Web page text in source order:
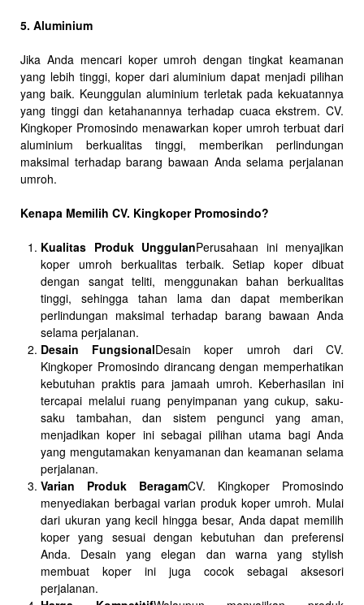
5. Aluminium
Jika Anda mencari koper umroh dengan tingkat keamanan
yang lebih tinggi, koper dari aluminium dapat menjadi pilihan
yang baik. Keunggulan aluminium terletak pada kekuatannya
yang tinggi dan ketahanannya terhadap cuaca ekstrem. CV.
Kingkoper Promosindo menawarkan koper umroh terbuat dari
aluminium berkualitas tinggi, memberikan perlindungan
maksimal terhadap barang bawaan Anda selama perjalanan
umroh.
Kenapa Memilih CV. Kingkoper Promosindo?
Kualitas Produk UnggulanPerusahaan ini menyajikan
koper umroh berkualitas terbaik. Setiap koper dibuat
dengan sangat teliti, menggunakan bahan berkualitas
tinggi, sehingga tahan lama dan dapat memberikan
perlindungan maksimal terhadap barang bawaan Anda
selama perjalanan.
Desain FungsionalDesain koper umroh dari CV.
Kingkoper Promosindo dirancang dengan memperhatikan
kebutuhan praktis para jamaah umroh. Keberhasilan ini
tercapai melalui ruang penyimpanan yang cukup, saku-
saku tambahan, dan sistem pengunci yang aman,
menjadikan koper ini sebagai pilihan utama bagi Anda
yang mengutamakan kenyamanan dan keamanan selama
perjalanan.
Varian Produk BeragamCV. Kingkoper Promosindo
menyediakan berbagai varian produk koper umroh. Mulai
dari ukuran yang kecil hingga besar, Anda dapat memilih
koper yang sesuai dengan kebutuhan dan preferensi
Anda. Desain yang elegan dan warna yang stylish
membuat koper ini juga cocok sebagai aksesori
perjalanan.